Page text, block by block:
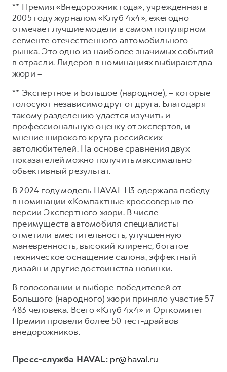
Крупным корпоративным клиентам
Система управления автопарком
Сервис для корпоративных клиентов
HAVAL Лизинг
АКСЕССУАРЫ HAVAL
Автомобильные аксессуары
Коллекция PRO
Коллекция Базовая
Коллекция Детская
Руководства по эксплуатации
Подписки
АКСЕССУАРЫ HAVAL
Автомобильные аксессуары
Коллекция PRO
Коллекция Базовая
Коллекция Детская
** Премия «Внедорожник года», учрежденная в
2005 году журналом «Клуб 4х4», ежегодно
отмечает лучшие модели в самом популярном
сегменте отечественного автомобильного
рынка. Это одно из наиболее значимых событий
в отрасли. Лидеров в номинациях выбирают два
жюри –
** Экспертное и Большое (народное), – которые
голосуют независимо друг от друга. Благодаря
такому разделению удается изучить и
профессиональную оценку от экспертов, и
мнение широкого круга российских
автолюбителей. На основе сравнения двух
показателей можно получить максимально
объективный результат.
В 2024 году модель HAVAL H3 одержала победу
в номинации «Компактные кроссоверы» по
версии Экспертного жюри. В числе
преимуществ автомобиля специалисты
отметили вместительность, улучшенную
маневренность, высокий клиренс, богатое
техническое оснащение салона, эффектный
дизайн и другие достоинства новинки.
В голосовании и выборе победителей от
Большого (народного) жюри приняло участие 57
483 человека. Всего «Клуб 4х4» и Оргкомитет
Премии провели более 50 тест-драйвов
внедорожников.
Пресс-служба HAVAL: pr@haval.ru